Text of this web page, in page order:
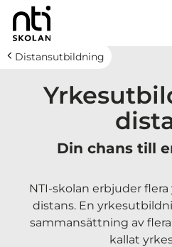
H
Huvudnavigation
Distansutbildning
Din chans till
NTI-skolan erbjuder
distans. En
sammansättning av
kallat